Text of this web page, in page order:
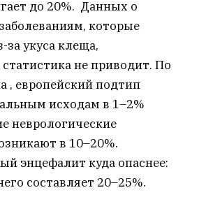
до 20%. Данных о
которые
укуса клеща,
не приводит. По
, европейский подтип
исходам в 1–2%
неврологические
в 10–20%.
энцефалит куда опаснее:
составляет 20–25%.